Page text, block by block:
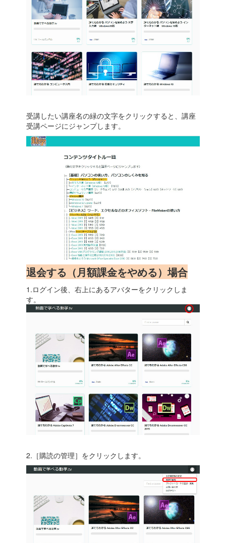
受講したい講座名の緑の文字をクリックすると、講座
受講ページにジャンプします。
退会する（月額課金をやめる）場合
1.ログイン後、右上にあるアバターをクリックしま
す。
2.［購読の管理］をクリックします。